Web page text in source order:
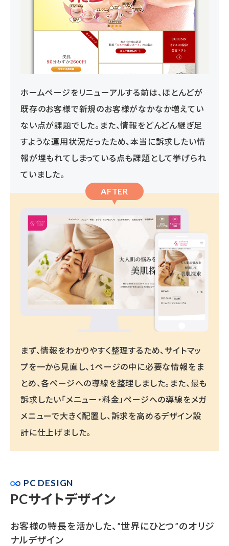
ホームページをリニューアルする前は、ほとんどが
既存のお客様で新規のお客様がなかなか増えてい
ない点が課題でした。また、情報をどんどん継ぎ足
すような運用状況だったため、本当に訴求したい情
報が埋もれてしまっている点も課題として挙げられ
ていました。
AFTER
まず、情報をわかりやすく整理するため、サイトマッ
プを一から見直し、1ページの中に必要な情報をま
とめ、各ページへの導線を整理しました。また、最も
訴求したい「メニュー・料金」ページへの導線をメガ
メニューで大きく配置し、訴求を高めるデザイン設
計に仕上げました。
PC DESIGN
PCサイトデザイン
お客様の特長を活かした、”世界にひとつ”のオリジ
ナルデザイン